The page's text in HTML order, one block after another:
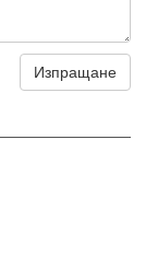
Изпращане